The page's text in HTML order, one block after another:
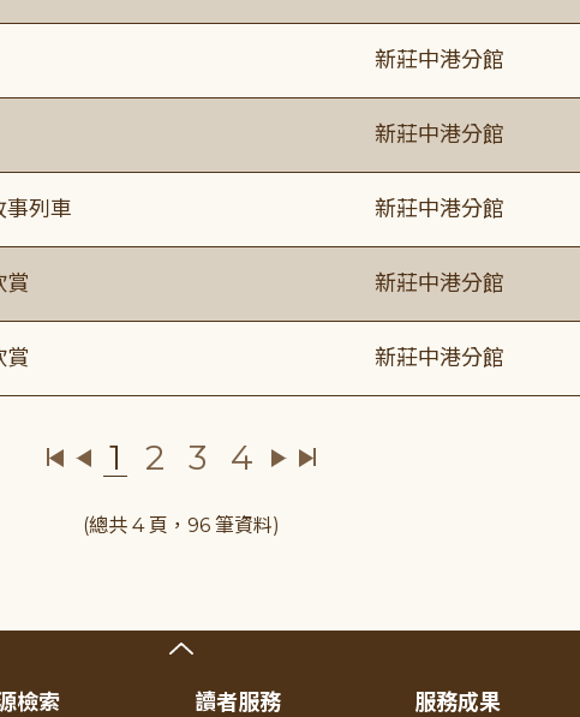
新莊中港分館
新莊中港分館
事列車 新莊中港分館
賞 新莊中港分館
賞 新莊中港分館
1 2 3 4
(總共 4 頁，96 筆資料)
檢索 讀者服務 服務成果